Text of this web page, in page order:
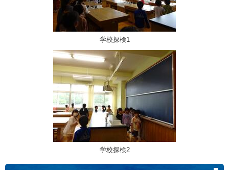
学校探検1
学校探検2